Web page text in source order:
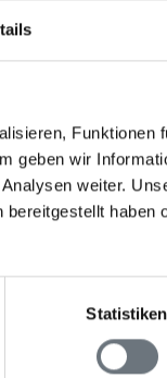
Funktionen
geben wir
weiter.
haben
Statistiken
Abstand
Dunstabzug
Extra